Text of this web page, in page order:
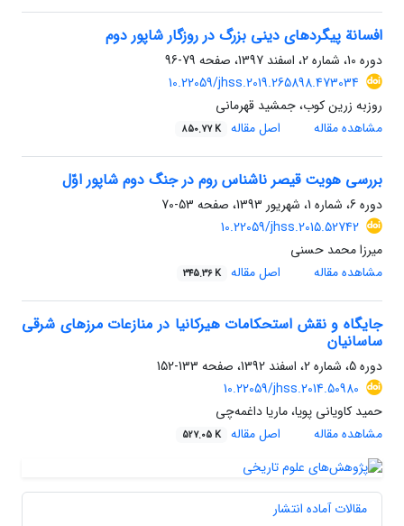
افسانة پیگردهای دینی بزرگ در روزگار شاپور دوم
دوره 10، شماره 2، اسفند 1397، صفحه
79-96
10.22059/jhss.2019.265898.473034
روزبه زرین کوب، جمشید قهرمانی
مشاهده مقاله
اصل مقاله 850.77 K
بررسی هویت قیصر ناشناس روم در جنگ دوم شاپور اوّل
دوره 6، شماره 1، شهریور 1393، صفحه
53-70
10.22059/jhss.2015.52742
میرزا محمد حسنی
مشاهده مقاله
اصل مقاله 345.36 K
جایگاه و نقش استحکامات هیرکانیا در منازعات مرزهای شرقی
ساسانیان
دوره 5، شماره 2، اسفند 1392، صفحه
133-152
10.22059/jhss.2014.50980
حمید کاویانی پویا، ماریا داغمه‌چی
مشاهده مقاله
اصل مقاله 527.05 K
مقالات آماده انتشار